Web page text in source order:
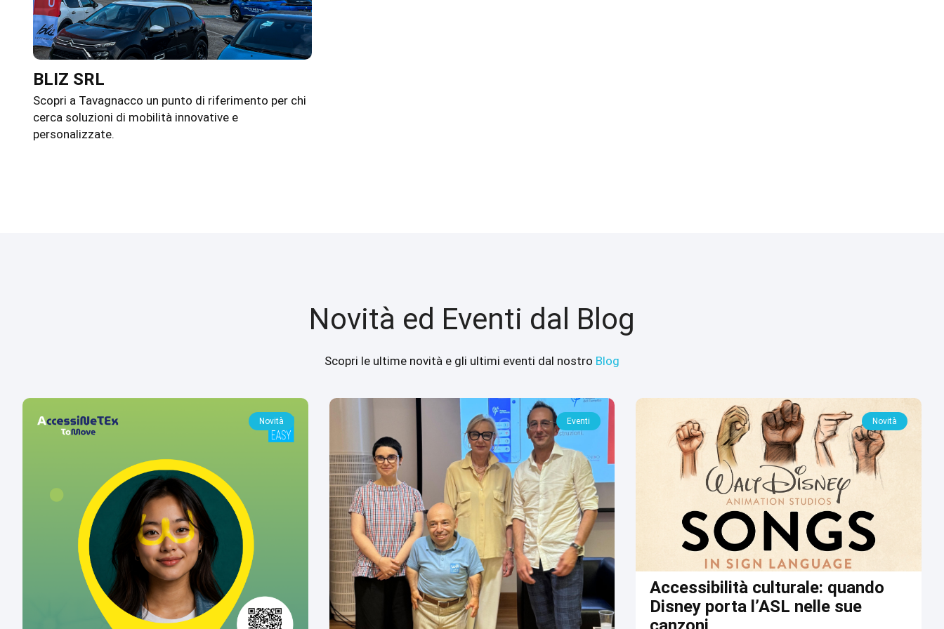
BLIZ SRL
Scopri a Tavagnacco un punto di riferimento per chi
cerca soluzioni di mobilità innovative e
personalizzate.
Novità ed Eventi dal Blog
Scopri le ultime novità e gli ultimi eventi dal nostro Blog
Novità Eventi Novità
Accessibilità culturale: quando
Disney porta l’ASL nelle sue